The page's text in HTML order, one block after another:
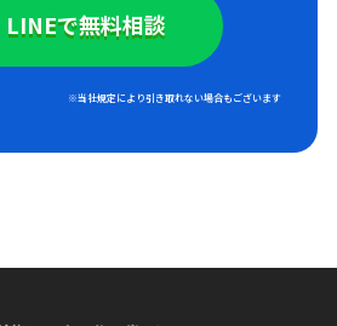
LINEで無料相談
※当社規定により引き取れない場合もございます